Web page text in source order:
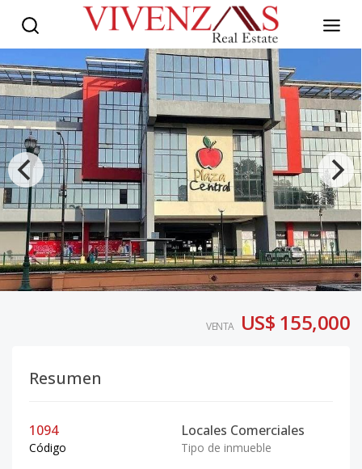
VENTA US$ 155,000
Resumen
1094
Código
Locales Comerciales
Tipo de inmueble